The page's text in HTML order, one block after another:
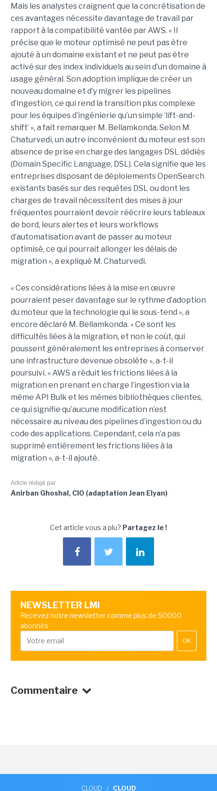
Mais les analystes craignent que la concrétisation de
ces avantages nécessite davantage de travail par
rapport à la compatibilité vantée par AWS. « Il
précise que le moteur optimisé ne peut pas être
ajouté à un domaine existant et ne peut pas être
activé sur des index individuels au sein d’un domaine à
usage général. Son adoption implique de créer un
nouveau domaine et d’y migrer les pipelines
d’ingestion, ce qui rend la transition plus complexe
pour les équipes d’ingénierie qu’un simple ‘lift-and-
shift’ », a fait remarquer M. Bellamkonda. Selon M.
Chaturvedi, un autre inconvénient du moteur est son
absence de prise en charge des langages DSL dédiés
(Domain Specific Language, DSL). Cela signifie que les
entreprises disposant de déploiements OpenSearch
existants basés sur des requêtes DSL ou dont les
charges de travail nécessitent des mises à jour
fréquentes pourraient devoir réécrire leurs tableaux
de bord, leurs alertes et leurs workflows
d’automatisation avant de passer au moteur
optimisé, ce qui pourrait allonger les délais de
migration », a expliqué M. Chaturvedi.
« Ces considérations liées à la mise en œuvre
pourraient peser davantage sur le rythme d’adoption
du moteur que la technologie qui le sous-tend », a
encore déclaré M. Bellamkonda. « Ce sont les
difficultés liées à la migration, et non le coût, qui
poussent généralement les entreprises à conserver
une infrastructure devenue obsolète », a-t-il
poursuivi. « AWS a réduit les frictions liées à la
migration en prenant en charge l’ingestion via la
même API Bulk et les mêmes bibliothèques clientes,
ce qui signifie qu’aucune modification n’est
nécessaire au niveau des pipelines d’ingestion ou du
code des applications. Cependant, cela n’a pas
supprimé entièrement les frictions liées à la
migration », a-t-il ajouté.
Article rédigé par
Anirban Ghoshal, CIO (adaptation Jean Elyan)
Cet article vous a plu? Partagez le !
NEWSLETTER LMI
Recevez notre newsletter comme plus de 50000
abonnés
OK
Commentaire
CLOUD / CLOUD